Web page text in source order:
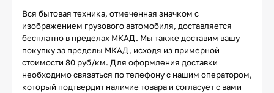
Вся бытовая техника, отмеченная значком с
изображением грузового автомобиля, доставляется
бесплатно в пределах МКАД. Мы также доставим вашу
покупку за пределы МКАД, исходя из примерной
стоимости 80 руб/км. Для оформления доставки
необходимо связаться по телефону с нашим оператором,
который подтвердит наличие товара и согласует с вами